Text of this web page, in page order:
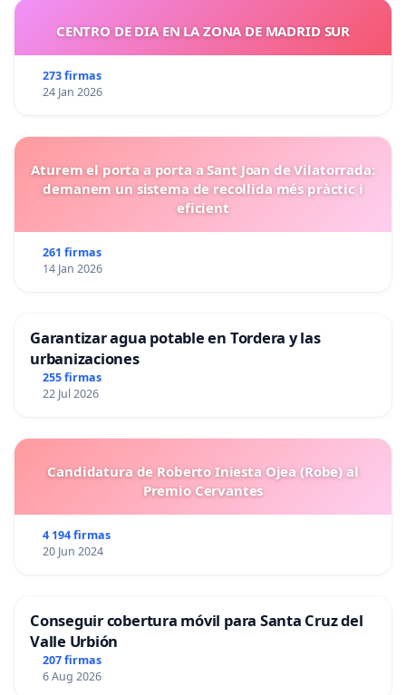
CENTRO DE DIA EN LA ZONA DE MADRID SUR
273 firmas
24 Jan 2026
Aturem el porta a porta a Sant Joan de Vilatorrada:
demanem un sistema de recollida més pràctic i
eficient
261 firmas
14 Jan 2026
Garantizar agua potable en Tordera y las
urbanizaciones
255 firmas
22 Jul 2026
Candidatura de Roberto Iniesta Ojea (Robe) al
Premio Cervantes
4 194 firmas
20 Jun 2024
Conseguir cobertura móvil para Santa Cruz del
Valle Urbión
207 firmas
6 Aug 2026